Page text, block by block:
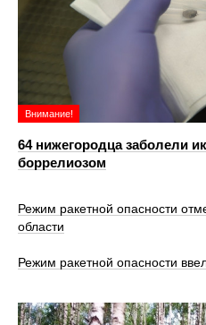
Внимание!
64 нижегородца заболели
боррелиозом
Режим ракетной опасности
области
Режим ракетной опасности